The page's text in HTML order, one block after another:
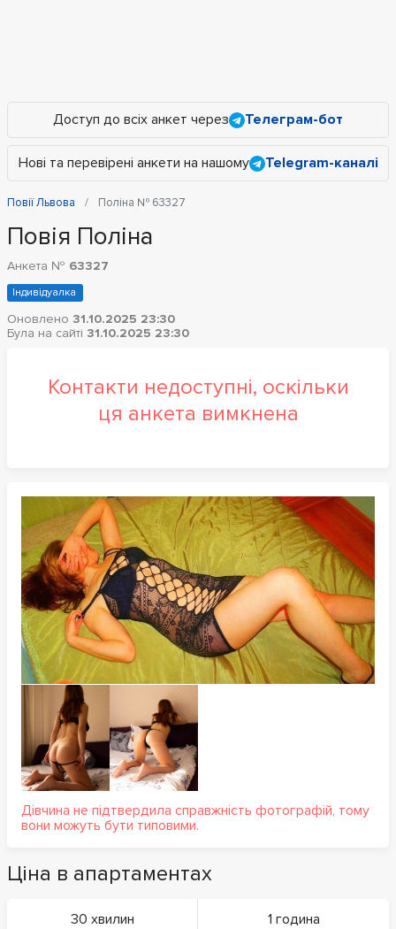
Доступ до всіх анкет через Телеграм-бот
Нові та перевірені анкети на нашому Telegram-каналі
Повії Львова Поліна № 63327
Повія Поліна
Анкета № 63327
Індивідуалка
Оновлено 31.10.2025 23:30
Була на сайті 31.10.2025 23:30
Контакти недоступні, оскільки
ця анкета вимкнена
Дівчина не підтвердила справжність фотографій, тому
вони можуть бути типовими.
Ціна в апартаментах
30 хвилин
1 година